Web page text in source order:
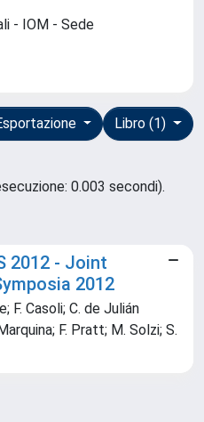
- IOM - Sede
Libro (1)
0.003 secondi).
2012 - Joint
2012
F. Casoli; C. de Julián
F. Pratt; M. Solzi; S.